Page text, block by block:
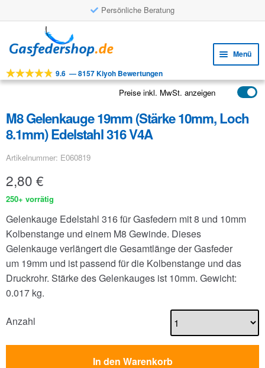
Persönliche Beratung
Navigation
springen
Inhalt
springen
Menü
Werkzeuge
Anwendungen
9.6 —8157 Kiyoh Bewertungen
Preise inkl. MwSt. anzeigen
M8 Gelenkauge 19mm (Stärke 10mm, Loch
8.1mm) Edelstahl 316 V4A
Artikelnummer: E060819
2,80 €
250+ vorrätig
Gelenkauge Edelstahl 316 für Gasfedern mit 8 und 10mm
Kolbenstange und einem M8 Gewinde. Dieses
Gelenkauge verlängert die Gesamtlänge der Gasfeder
um 19mm und ist passend für die Kolbenstange und das
Druckrohr. Stärke des Gelenkauges ist 10mm. Gewicht:
0.017 kg.
Anzahl
In den Warenkorb